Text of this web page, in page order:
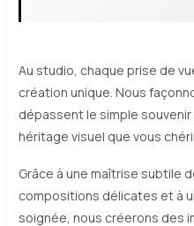
Au studio, chaque prise de
création unique. Nous
dépassent le simple
héritage visuel que vous
Grâce à une maîtrise subtile
compositions délicates et à
soignée, nous créerons des